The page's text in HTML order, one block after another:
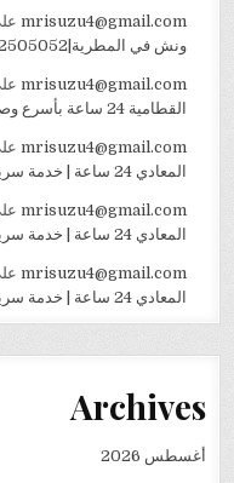
mrisuzu4@gmail.com
ونش في المطرية|01282505052
mrisuzu4@gmail.com
القطامية 24 ساعة بأسرع وصول
mrisuzu4@gmail.com
المعادي 24 ساعة | خدمة سريعة وآمنة
mrisuzu4@gmail.com
المعادي 24 ساعة | خدمة سريعة وآمنة
mrisuzu4@gmail.com
المعادي 24 ساعة | خدمة سريعة وآمنة
Archives
أغسطس 2026